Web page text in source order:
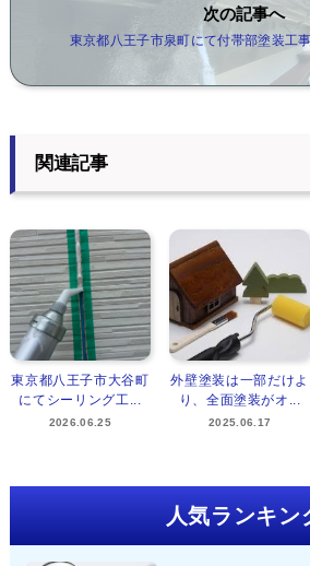
次の記事へ
東京都八王子市泉町にて付帯部塗装工
関連記事
東京都八王子市大谷町
にてシーリング工...
2026.06.25
外壁塗装は一部だけよ
り、全面塗装がオ...
2025.06.17
人気ランキン